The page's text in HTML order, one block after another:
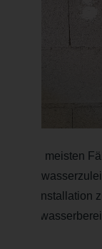
In den meisten
Hausinstallation